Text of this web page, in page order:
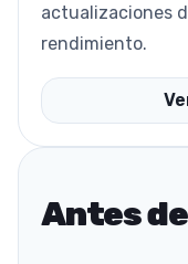
actualizaciones
rendimiento.
Antes